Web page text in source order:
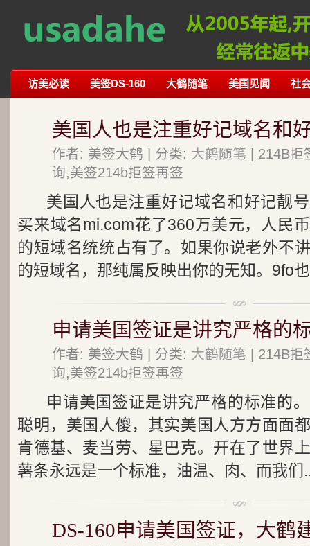
访美必读 美签DS-160 大鹤随笔 美国见闻 社
美国人也是注重好记域名和
作者: 美签大鹤 | 分类: 大鹤随笔 | 214B
询,美签214b拒签再签
美国人也是注重好记域名和好记靓
买来域名mi.com花了360万美元，人民
的短域名统统占有了。如果你说老外不
的短域名，那纯属反映出你的无知。9fo
申请美国签证是讲究严格的
作者: 美签大鹤 | 分类: 大鹤随笔 | 214B
询,美签214b拒签再签
申请美国签证是讲究严格的标准的
聪明，美国人傻，其实美国人方方面面
肯德基、麦当劳、星巴克。开在了世界
薯条永远是一个标准，油温、肉、而我们
DS-160申请美国签证，大鹤